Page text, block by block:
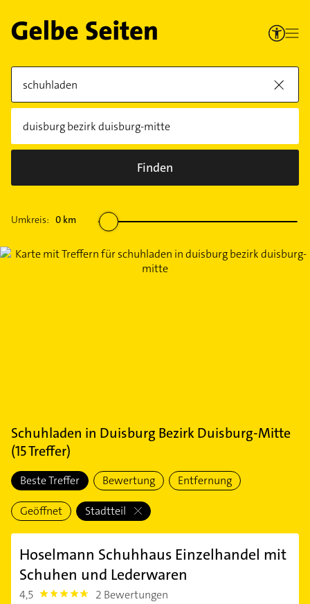
Finden
Umkreis: 0 km
Schuhladen in Duisburg Bezirk Duisburg-Mitte
(15Treffer)
Beste Treffer Bewertung Entfernung
Geöffnet Stadtteil
Hoselmann Schuhhaus Einzelhandel mit
Schuhen und Lederwaren
4,5 4.5 2 Bewertungen